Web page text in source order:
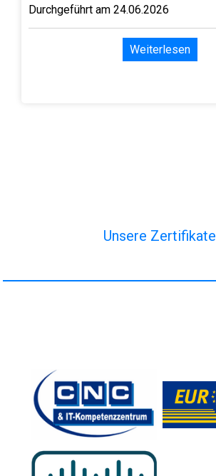
Durchgeführt am 24.06.2026
Weiterlesen
Unsere Zertifikate